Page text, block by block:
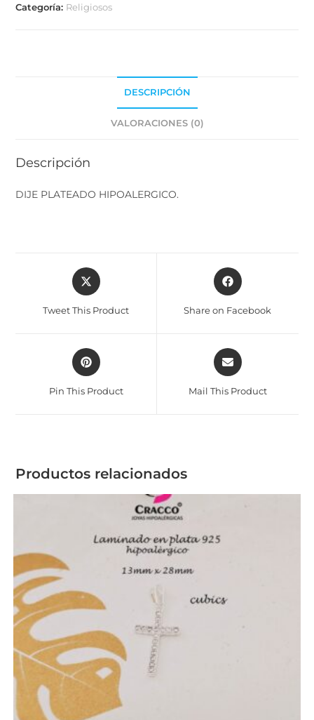
Categoría: Religiosos
DESCRIPCIÓN
VALORACIONES (0)
Descripción
DIJE PLATEADO HIPOALERGICO.
Tweet This Product Share on Facebook
Pin This Product Mail This Product
Productos relacionados